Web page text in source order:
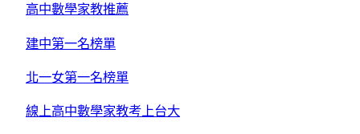
高中數學家教推薦
建中第一名榜單
北一女第一名榜單
線上高中數學家教考上台大